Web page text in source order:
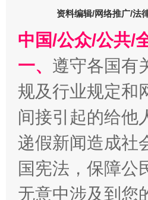
全民健身五年计划来了！等
资料编辑/网络推广/法
中国/公众/公共/
一、 遵守各国有
规及行业规定和
间接引起的给他
递假新闻造成社
国宪法，保障公
无意中涉及到您